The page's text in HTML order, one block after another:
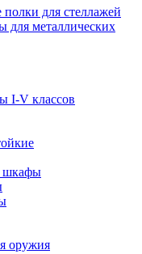
для стеллажей
для металлических
I-V классов
шкафы
оружия